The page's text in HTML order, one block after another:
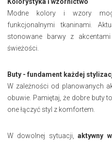
Modne kolory i wzory
funkcjonalnymi tkaninami.
stonowane barwy z
świeżości.
Buty - fundament każdej
W zależności od planowanych
obuwie. Pamiętaj, że dobre buty
one łączyć styl z komfortem.
W dowolnej sytuacji,aktywny